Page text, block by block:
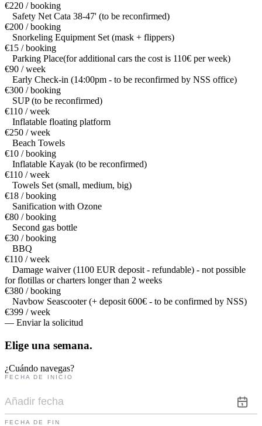
€220 / booking
Safety Net Cata 38-47' (to be reconfirmed)
€200 / booking
Snorkeling Equipment Set (mask + flippers)
€15 / booking
Parking Place(for additional cars the cost is 110€ per week)
€90 / week
Early Check-in (14:00pm - to be reconfirmed by NSS office)
€300 / booking
SUP (to be reconfirmed)
€110 / week
Inflatable floating platform
€250 / week
Beach Towels
€10 / booking
Inflatable Kayak (to be reconfirmed)
€110 / week
Towels Set (small, medium, big)
€18 / booking
Sanification with Ozone
€80 / booking
Second gas bottle
€30 / booking
BBQ
€110 / week
Damage waiver (1100 EUR deposit - refundable) - not possible
for flotillas or charters longer than 2 weeks
€380 / booking
Navbow Seascooter (+ deposit 600€ - to be confirmed by NSS)
€399 / week
— Enviar la solicitud
Elige una semana.
¿Cuándo navegas?
FECHA DE INICIO
FECHA DE FIN